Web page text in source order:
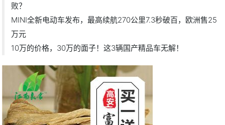
败？
MINI全新电动车发布，最高续航270公里7.3秒破百，欧洲售25
万元
10万的价格，30万的面子！这3辆国产精品车无解！